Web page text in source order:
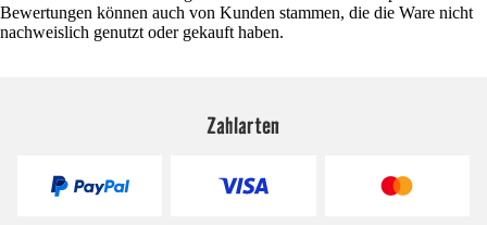
Bewertungen können auch von Kunden stammen, die die Ware nicht
nachweislich genutzt oder gekauft haben.
Zahlarten